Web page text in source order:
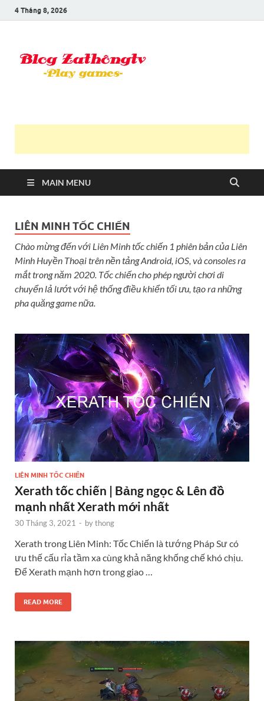
4 Tháng 8, 2026
MAIN MENU
LIÊN MINH TỐC CHIẾN
Chào mừng đến với Liên Minh tốc chiến 1 phiên bản của Liên
Minh Huyền Thoại trên nền tảng Android, iOS, và consoles ra
mắt trong năm 2020. Tốc chiến cho phép người chơi di
chuyển lả lướt với hệ thống điều khiển tối ưu, tạo ra những
pha quăng game nữa.
LIÊN MINH TỐC CHIẾN
Xerath tốc chiến | Bảng ngọc & Lên đồ
mạnh nhất Xerath mới nhất
30 Tháng 3, 2021 - bythong
Xerath trong Liên Minh: Tốc Chiến là tướng Pháp Sư có
ưu thế cấu rỉa tầm xa cùng khả năng khống chế khó chịu.
Để Xerath mạnh hơn trong giao …
READ MORE